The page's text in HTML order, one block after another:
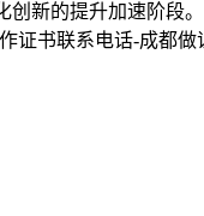
新的提升加速阶段
证书联系电话-成都